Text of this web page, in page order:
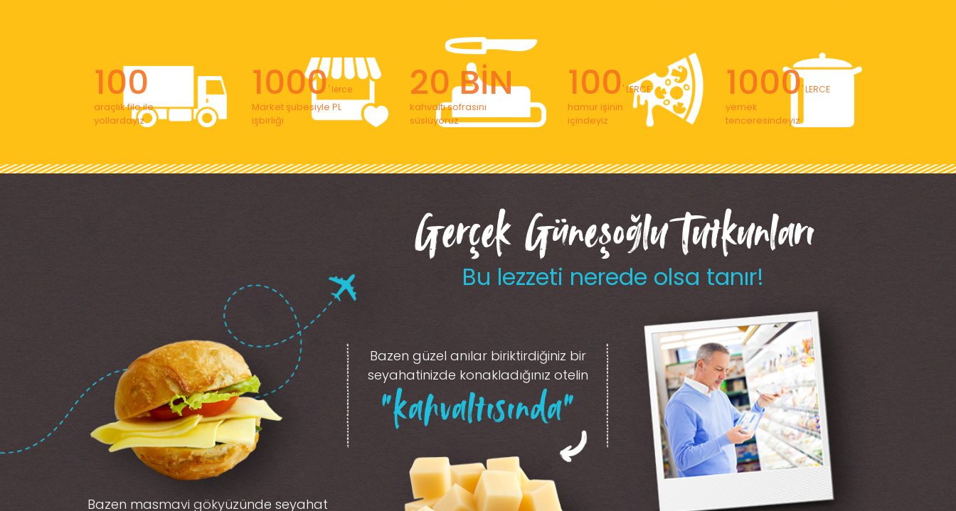
100
araçlık filo ile
yollardayız
1000' lerce
Market şubesiyle PL
işbirliği
20 BİN
kahvaltı sofrasını
süslüyoruz
100' LERCE
hamur işinin
içindeyiz
1000' LERCE
yemek
tenceresindeyiz
Gerçek Güneşoğlu Tutkunları
Bu lezzeti nerede olsa tanır!
Bazen masmavi gökyüzünde seyahat
Bazen güzel anılar biriktirdiğiniz bir
seyahatinizde konakladığınız otelin
“kahvaltısında”